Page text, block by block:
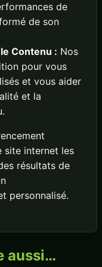
de
de son
Contenu : Nos
pour vous
et vous aider
et la
site internet les
résultats de
personnalisé.
aussi…